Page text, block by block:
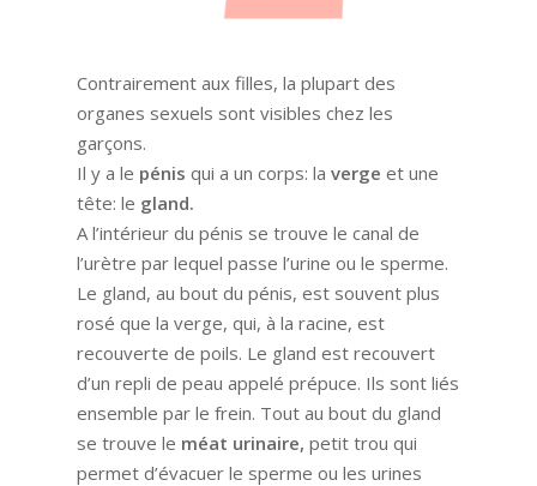
Contrairement aux filles, la plupart des
organes sexuels sont visibles chez les
garçons.
Il y a le pénis qui a un corps: la verge et une
tête: le gland.
A l’intérieur du pénis se trouve le canal de
l’urètre par lequel passe l’urine ou le sperme.
Le gland, au bout du pénis, est souvent plus
rosé que la verge, qui, à la racine, est
recouverte de poils. Le gland est recouvert
d’un repli de peau appelé prépuce. Ils sont liés
ensemble par le frein. Tout au bout du gland
se trouve le méat urinaire, petit trou qui
permet d’évacuer le sperme ou les urines